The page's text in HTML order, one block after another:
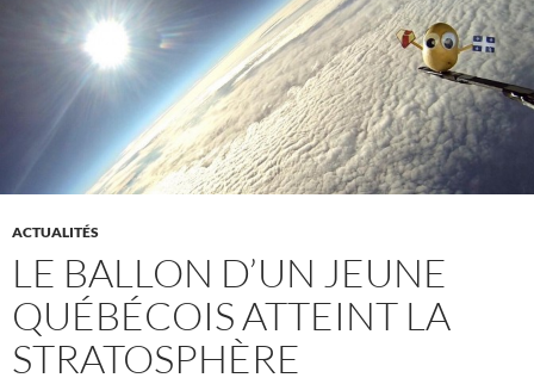
ACTUALITÉS
LE BALLON D’UN JEUNE
QUÉBÉCOIS ATTEINT LA
STRATOSPHÈRE